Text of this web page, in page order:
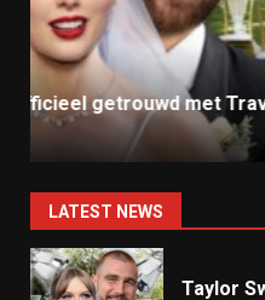
Ray J klaagt Kim
9 months ago
LATEST NEWS
Taylor